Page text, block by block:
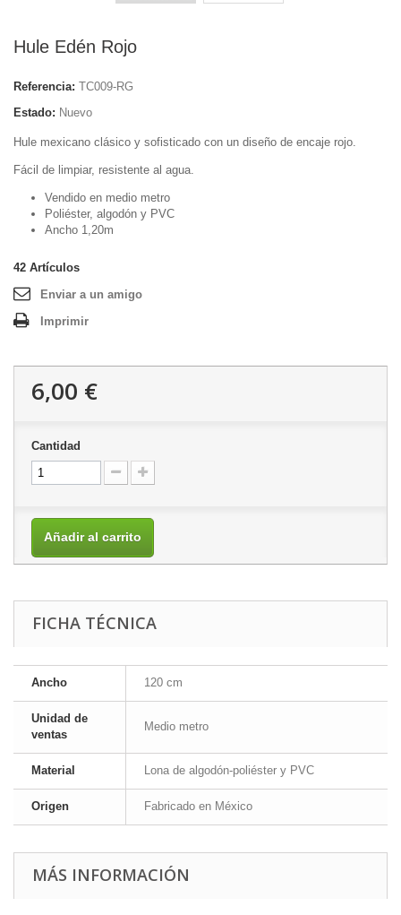
Hule Edén Rojo
Referencia: TC009-RG
Estado: Nuevo
Hule mexicano clásico y sofisticado con un diseño de encaje rojo.
Fácil de limpiar, resistente al agua.
Vendido en medio metro
Poliéster, algodón y PVC
Ancho 1,20m
42 Artículos
Enviar a un amigo
Imprimir
6,00 €
Cantidad
Añadir al carrito
FICHA TÉCNICA
Ancho 120 cm
Unidad de
ventas
Medio metro
Material Lona de algodón-poliéster y PVC
Origen Fabricado en México
MÁS INFORMACIÓN